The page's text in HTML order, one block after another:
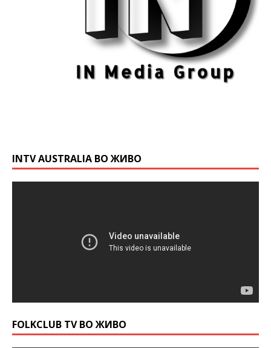
INTV AUSTRALIA ВО ЖИВО
FOLKCLUB TV ВО ЖИВО